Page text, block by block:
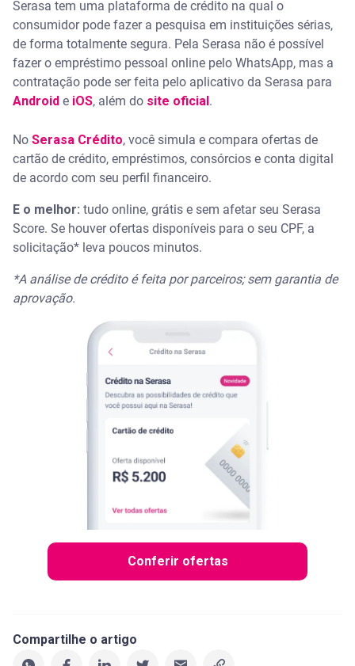
Serasa tem uma plataforma de crédito na qual o
consumidor pode fazer a pesquisa em instituições sérias,
de forma totalmente segura. Pela Serasa não é possível
fazer o empréstimo pessoal online pelo WhatsApp, mas a
contratação pode ser feita pelo aplicativo da Serasa para
Android e iOS, além do site oficial .
No Serasa Crédito, você simula e compara ofertas de
cartão de crédito, empréstimos, consórcios e conta digital
de acordo com seu perfil financeiro.
E o melhor: tudo online, grátis e sem afetar seu Serasa
Score. Se houver ofertas disponíveis para o seu CPF, a
solicitação* leva poucos minutos.
*A análise de crédito é feita por parceiros; sem garantia de
aprovação.
Conferir ofertas
Compartilhe o artigo